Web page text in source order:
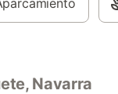
Navarra